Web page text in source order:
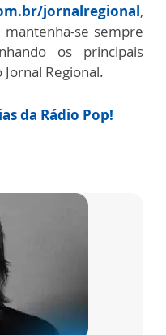
jornalregional,
se sempre
os principais
Regional.
da Rádio Pop!